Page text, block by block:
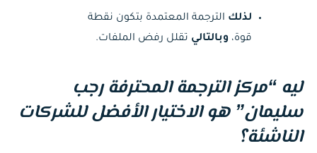
لذلك الترجمة المعتمدة بتكون نقطة
قوة، وبالتالي تقلل رفض الملفات.
ليه “مركز الترجمة المحترفة رجب
سليمان” هو الاختيار الأفضل للشركات
الناشئة؟